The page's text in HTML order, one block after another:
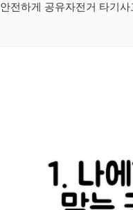
안전하게 공유자전거 타기